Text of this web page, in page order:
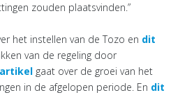
zouden plaatsvinden.”
het instellen van de Tozo en dit
van de regeling door
gaat over de groei van het
in de afgelopen periode. En dit